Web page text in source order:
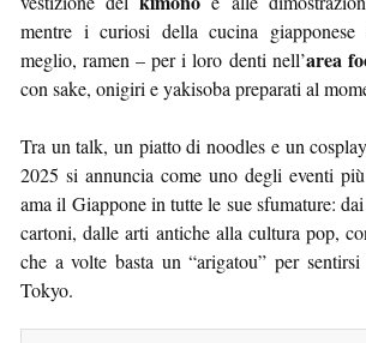
mentre i curiosi della cucina
meglio, ramen – per i loro denti nell’area
con sake, onigiri e yakisoba preparati al
Tra un talk, un piatto di noodles e un
2025 si annuncia come uno degli eventi
ama il Giappone in tutte le sue sfumature:
cartoni, dalle arti antiche alla cultura pop,
che a volte basta un “arigatou” per
Tokyo.